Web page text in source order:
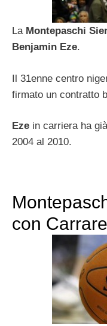
LaMontepaschi
Benjamin Eze.
Il 31enne centro
firmato un contratto
Eze in carriera ha
2004 al 2010.
con